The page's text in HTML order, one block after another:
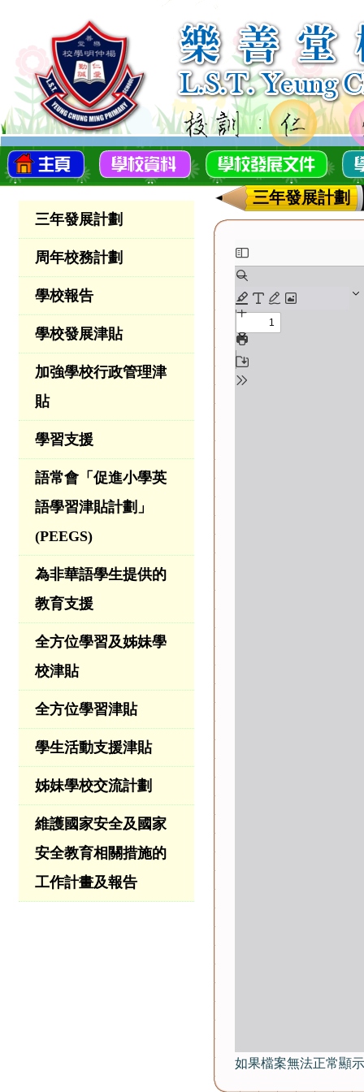
三年發展計劃
周年校務計劃
學校報告
學校發展津貼
加強學校行政管理津
貼
學習支援
語常會「促進小學英
語學習津貼計劃」
(PEEGS)
為非華語學生提供的
教育支援
全方位學習及姊妹學
校津貼
全方位學習津貼
學生活動支援津貼
姊妹學校交流計劃
維護國家安全及國家
安全教育相關措施的
工作計畫及報告
三年發展計劃
如果檔案無法正常顯